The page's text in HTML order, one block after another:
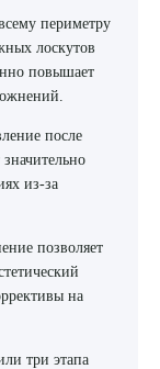
периметру
лоскутов
повышает
после
из-за
позволяет
на
три этапа